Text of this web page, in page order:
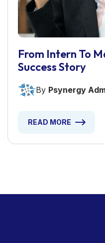
From Intern To
Success Story
By Psynergy
READ MORE